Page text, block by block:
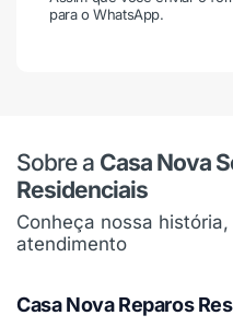
para o WhatsApp.
Sobre a Casa Nova
Residenciais
Conheça nossa
atendimento
Casa Nova Reparos